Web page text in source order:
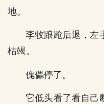
地。
李牧踉跄后退，左
枯竭。
傀儡停了。
它低头看了看自己